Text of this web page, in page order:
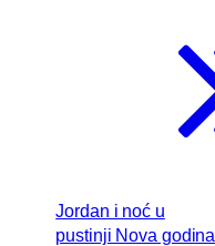
Jordan i noć u
pustinji Nova godina